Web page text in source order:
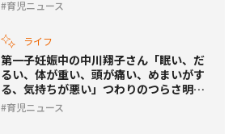
育児ニュース
ライフ
第一子妊娠中の中川翔子さん「眠い、だ
るい、体が重い、頭が痛い、めまいがす
る、気持ちが悪い」つわりのつらさ明か
す育児ニュース